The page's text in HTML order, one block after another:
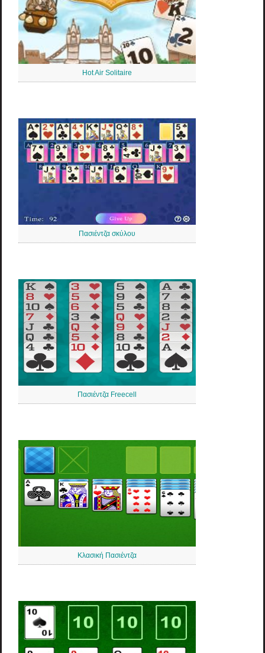
Hot Air Solitaire
Πασιέντζα σκύλου
Πασιέντζα Freecell
Κλασική Πασιέντζα